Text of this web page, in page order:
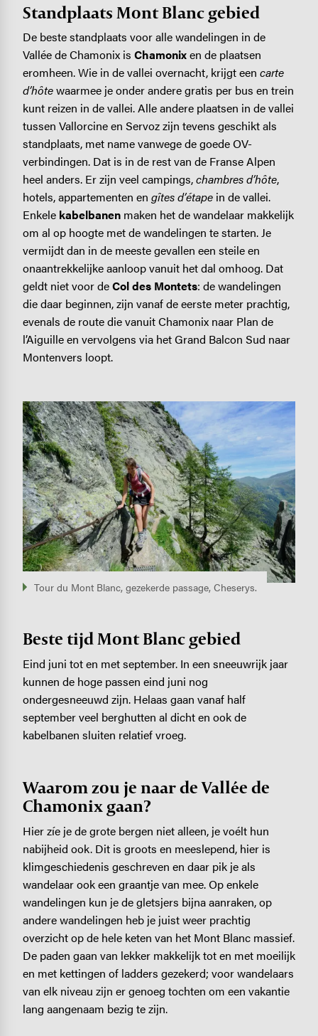
Standplaats Mont Blanc gebied
De beste standplaats voor alle wandelingen in de
Vallée de Chamonix is Chamonixen de plaatsen
eromheen. Wie in de vallei overnacht, krijgt een carte
d’hôtewaarmee je onder andere gratis per bus en trein
kunt reizen in de vallei. Alle andere plaatsen in de vallei
tussen Vallorcine en Servoz zijn tevens geschikt als
standplaats, met name vanwege de goede OV-
verbindingen. Dat is in de rest van de Franse Alpen
heel anders. Er zijn veel campings,chambres d’hôte,
hotels, appartementen en gîtes d’étapein de vallei.
Enkele kabelbanenmaken het de wandelaar makkelijk
om al op hoogte met de wandelingen te starten. Je
vermijdt dan in de meeste gevallen een steile en
onaantrekkelijke aanloop vanuit het dal omhoog. Dat
geldt niet voor deCol des Montets: de wandelingen
die daar beginnen, zijn vanaf de eerste meter prachtig,
evenals de route die vanuit Chamonix naar Plan de
l’Aiguille en vervolgens via het Grand Balcon Sud naar
Montenvers loopt.
Image
Tour du Mont Blanc, gezekerde passage, Cheserys.
Beste tijd Mont Blanc gebied
Eind juni tot en met september. In een sneeuwrijk jaar
kunnen de hoge passen eind juni nog
ondergesneeuwd zijn. Helaas gaan vanaf half
september veel berghutten al dicht en ook de
kabelbanen sluiten relatief vroeg.
Waarom zou je naar de Vallée de
Chamonix gaan?
Hier zíe je de grote bergen niet alleen, je voélt hun
nabijheid ook. Dit is groots en meeslepend, hier is
klimgeschiedenis geschreven en daar pik je als
wandelaar ook een graantje van mee. Op enkele
wandelingen kun je de gletsjers bijna aanraken, op
andere wandelingen heb je juist weer prachtig
overzicht op de hele keten van het Mont Blanc massief.
De paden gaan van lekker makkelijk tot en met moeilijk
en met kettingen of ladders gezekerd; voor wandelaars
van elk niveau zijn er genoeg tochten om een vakantie
lang aangenaam bezig te zijn.